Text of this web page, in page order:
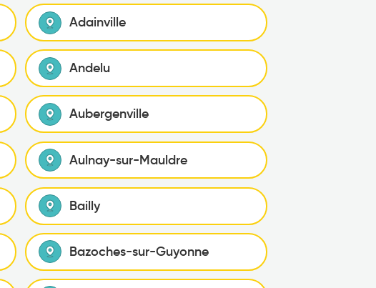
Adainville
Andelu
Aubergenville
Aulnay-sur-Mauldre
Bailly
Bazoches-sur-Guyonne